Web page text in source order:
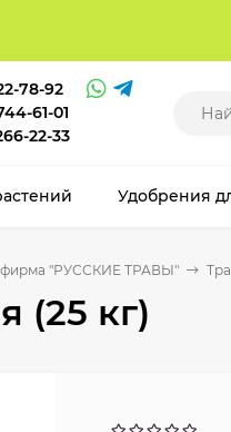
78-92
61-01
22-33
Удобрения
"РУССКИЕ ТРАВЫ"
(25 кг)